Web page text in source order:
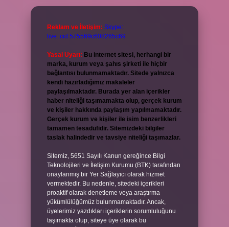
Reklam ve İletişim: Skype:
live:.cid.575569c608265c69
Yasal Uyarı: Bu internet sitesi, herhangi bir
marka, kurum veya şahıs şirketi ile hiçbir
bağlantısı bulunmamaktadır. Sitede yalnızca
kendi hazırladığımız makaleler
paylaşılmaktadır. Burada yer alan içerikler
haber niteliği taşımamakta olup, gerçek kurum
ve kişiler hakkında paylaşım yapılmamaktadır.
Gerçek kurum ve kişiler ile isim benzerlikleri
tamamen tesadüfidir. Sitemizdeki bilgiler
taslak halindedir ve tavsiye niteliği taşımazlar.
Sitemiz, 5651 Sayılı Kanun gereğince Bilgi
Teknolojileri ve İletişim Kurumu (BTK) tarafından
onaylanmış bir Yer Sağlayıcı olarak hizmet
vermektedir. Bu nedenle, sitedeki içerikleri
proaktif olarak denetleme veya araştırma
yükümlülüğümüz bulunmamaktadır. Ancak,
üyelerimiz yazdıkları içeriklerin sorumluluğunu
taşımakta olup, siteye üye olarak bu